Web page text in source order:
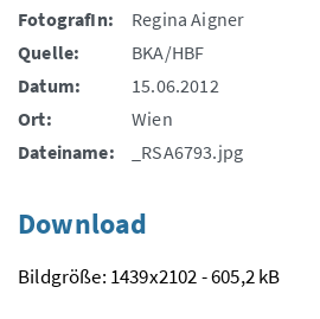
FotografIn:
Regina Aigner
Quelle:
BKA/HBF
Datum:
15.06.2012
Ort:
Wien
Dateiname:
_RSA6793.jpg
Download
Bildgröße: 1439x2102 - 605,2 kB